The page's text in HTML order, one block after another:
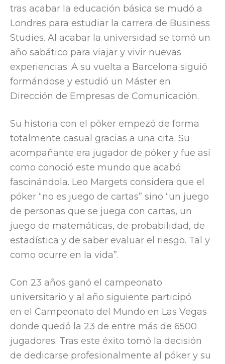
tras acabar la educación básica se mudó a
Londres para estudiar la carrera de Business
Studies. Al acabar la universidad se tomó un
año sabático para viajar y vivir nuevas
experiencias. A su vuelta a Barcelona siguió
formándose y estudió un Máster en
Dirección de Empresas de Comunicación.
Su historia con el póker empezó de forma
totalmente casual gracias a una cita. Su
acompañante era jugador de póker y fue así
como conoció este mundo que acabó
fascinándola. Leo Margets considera que el
póker “no es juego de cartas” sino “un juego
de personas que se juega con cartas, un
juego de matemáticas, de probabilidad, de
estadística y de saber evaluar el riesgo. Tal y
como ocurre en la vida”.
Con 23 años ganó el campeonato
universitario y al año siguiente participó
en el Campeonato del Mundo en Las Vegas
donde quedó la 23 de entre más de 6500
jugadores. Tras este éxito tomó la decisión
de dedicarse profesionalmente al póker y su